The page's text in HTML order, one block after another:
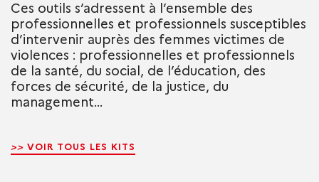
Ces outils s’adressent à l’ensemble des
professionnelles et professionnels susceptibles
d’intervenir auprès des femmes victimes de
violences : professionnelles et professionnels
de la santé, du social, de l’éducation, des
forces de sécurité, de la justice, du
management…
>> VOIR TOUS LES KITS